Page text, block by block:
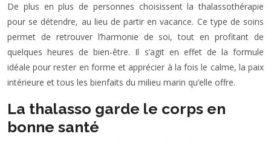
De plus en plus de personnes choisissent la thalassothérapie
pour se détendre, au lieu de partir en vacance. Ce type de soins
permet de retrouver l’harmonie de soi, tout en profitant de
quelques heures de bien-être. Il s’agit en effet de la formule
idéale pour rester en forme et apprécier à la fois le calme, la paix
intérieure et tous les bienfaits du milieu marin qu’elle offre.
La thalasso garde le corps en
bonne santé